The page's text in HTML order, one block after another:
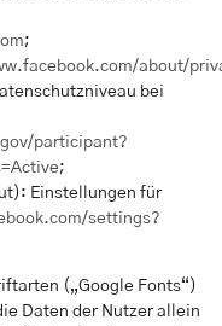
;
about/
bei
participant?
;
Einstellungen für
settings?
(„Google Fonts“)
Daten der Nutzer allein